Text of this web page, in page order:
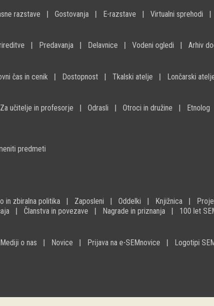
razstave Gostovanja E-razstave Virtualni sprehodi
Predavanja Delavnice Vodeni ogledi Arhiv
čas in cenik Dostopnost Tkalski atelje Lončarski
Za učitelje in profesorje Odrasli Otroci in družine Etnolog
predmeti
in zbiralna politika Zaposleni Oddelki Knjižnica
Članstva in povezave Nagrade in priznanja 100 let
Mediji o nas Novice Prijava na e-SEMnovice Logotipi